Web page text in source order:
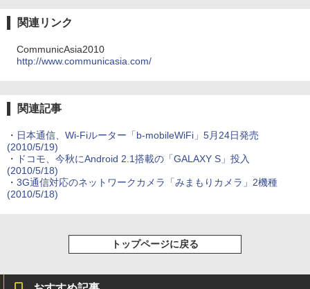
関連リンク
CommunicAsia2010
http://www.communicasia.com/
関連記事
・ 日本通信、Wi-Fiルーター「b-mobileWiFi」5月24日発売
(2010/5/19)
・
ドコモ、今秋にAndroid 2.1搭載の「GALAXY S」投入
(2010/5/18)
・ 3G通信対応のネットワークカメラ「みまもりカメラ」2機種
(2010/5/18)
トップページに戻る